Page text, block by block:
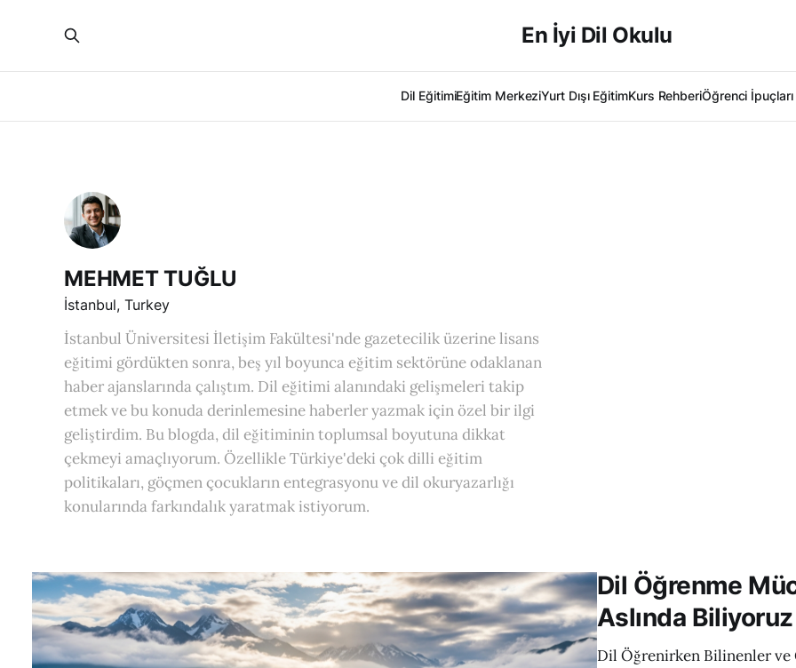
En İyi Dil Okulu
Dil EğitimiEğitim MerkeziYurt Dışı EğitimKurs RehberiÖğrenci İpuçları
MEHMET TUĞLU
İstanbul, Turkey
İstanbul Üniversitesi İletişim Fakültesi'nde gazetecilik üzerine lisans
eğitimi gördükten sonra, beş yıl boyunca eğitim sektörüne odaklanan
haber ajanslarında çalıştım. Dil eğitimi alanındaki gelişmeleri takip
etmek ve bu konuda derinlemesine haberler yazmak için özel bir ilgi
geliştirdim. Bu blogda, dil eğitiminin toplumsal boyutuna dikkat
çekmeyi amaçlıyorum. Özellikle Türkiye'deki çok dilli eğitim
politikaları, göçmen çocukların entegrasyonu ve dil okuryazarlığı
konularında farkındalık yaratmak istiyorum.
Dil Öğrenme
Aslında Biliyoruz
Dil Öğrenirken Bilinenler ve